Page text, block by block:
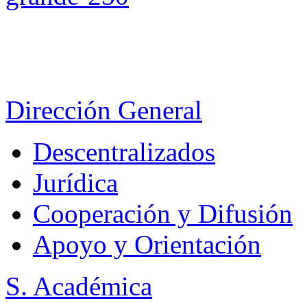
Dirección General
Descentralizados
Jurídica
Cooperación y Difusión
Apoyo y Orientación
S. Académica